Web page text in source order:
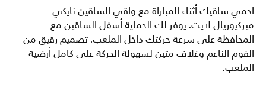
احمي ساقيك أثناء المباراة مع واقي الساقين نايكي
ميركيوريال لايت. يوفر لك الحماية أسفل الساقين مع
المحافظة على سرعة حركتك داخل الملعب. تصميم رقيق من
الفوم الناعم وغلاف متين لسهولة الحركة على كامل أرضية
الملعب.